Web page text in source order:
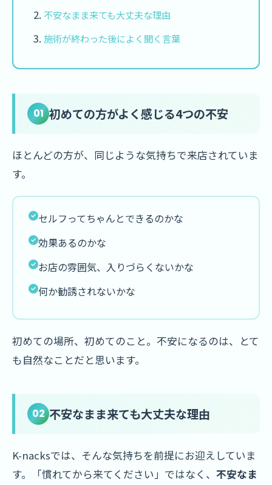
不安なまま来ても大丈夫な理由
施術が終わった後によく聞く言葉
01 初めての方がよく感じる4つの不安
ほとんどの方が、同じような気持ちで来店されていま
す。
セルフってちゃんとできるのかな
効果あるのかな
お店の雰囲気、入りづらくないかな
何か勧誘されないかな
初めての場所、初めてのこと。不安になるのは、とて
も自然なことだと思います。
02 不安なまま来ても大丈夫な理由
K-nacksでは、そんな気持ちを前提にお迎えしていま
す。「慣れてから来てください」ではなく、 不安なま